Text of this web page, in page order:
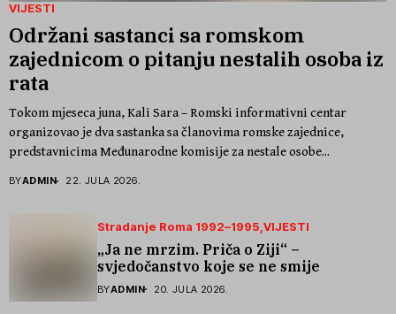
VIJESTI
Održani sastanci sa romskom
zajednicom o pitanju nestalih osoba iz
rata
Tokom mjeseca juna, Kali Sara – Romski informativni centar
organizovao je dva sastanka sa članovima romske zajednice,
predstavnicima Međunarodne komisije za nestale osobe...
BYADMIN 22. JULA 2026.
Stradanje Roma 1992–1995 VIJESTI
„Ja ne mrzim. Priča o Ziji“ –
svjedočanstvo koje se ne smije
zaboraviti
BYADMIN 20. JULA 2026.